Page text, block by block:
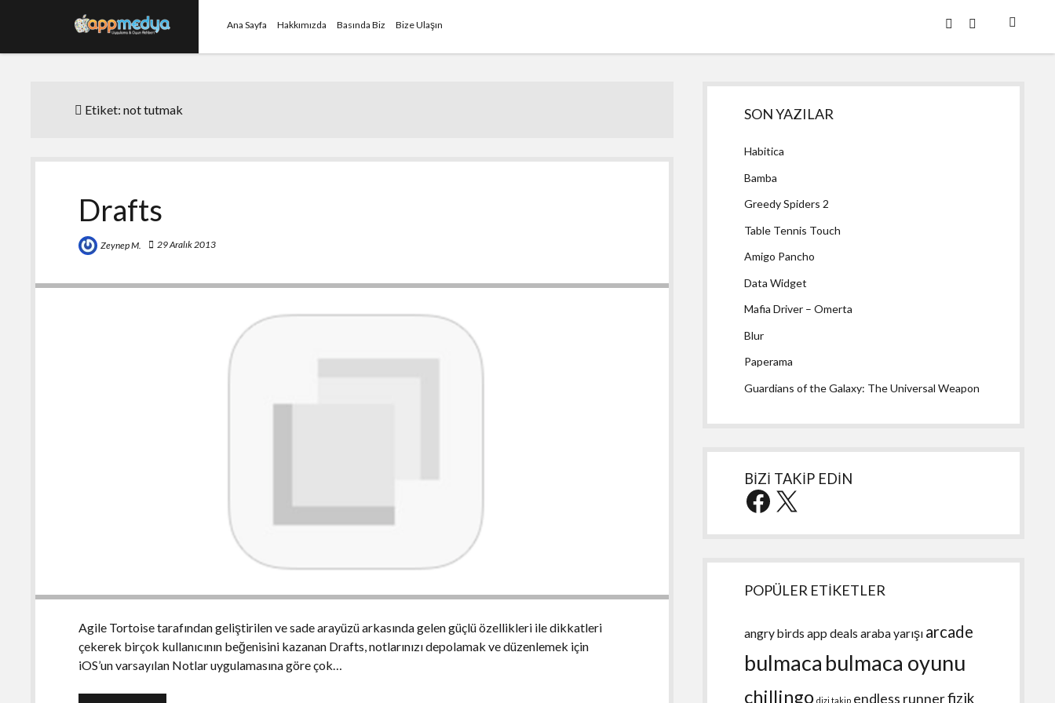
Ana Sayfa Hakkımızda Basında Biz Bize Ulaşın twitterfacebook
Etiket:not tutmak
Drafts
Zeynep M. 29 Aralık 2013
Agile Tortoise tarafından geliştirilen ve sade arayüzü arkasında gelen güçlü özellikleri ile dikkatleri
çekerek birçok kullanıcının beğenisini kazanan Drafts, notlarınızı depolamak ve düzenlemek için
iOS’un varsayılan Notlar uygulamasına göre çok…
Yan
Menü
SON YAZILAR
Habitica
Bamba
Greedy Spiders 2
Table Tennis Touch
Amigo Pancho
Data Widget
Mafia Driver – Omerta
Blur
Paperama
Guardians of the Galaxy: The Universal Weapon
BİZİ TAKİP EDİN
Facebook
X
POPÜLER ETİKETLER
angry birds app deals araba yarışı arcade
bulmaca bulmaca oyunu
chillingo dizi takip endless runnerfizik